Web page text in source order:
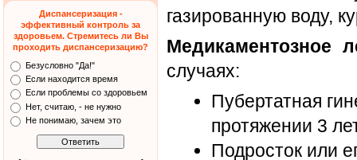
Диспансеризация -
эффективный контроль за
здоровьем. Стремитесь ли Вы
проходить диспансеризацию?
Безусловно "Да!"
Если находится время
Если проблемы со здоровьем
Нет, считаю, - не нужно
Не понимаю, зачем это
газированную воду,
Медикаментозное
случаях:
Пубертатная
протяжении 3
Подросток или